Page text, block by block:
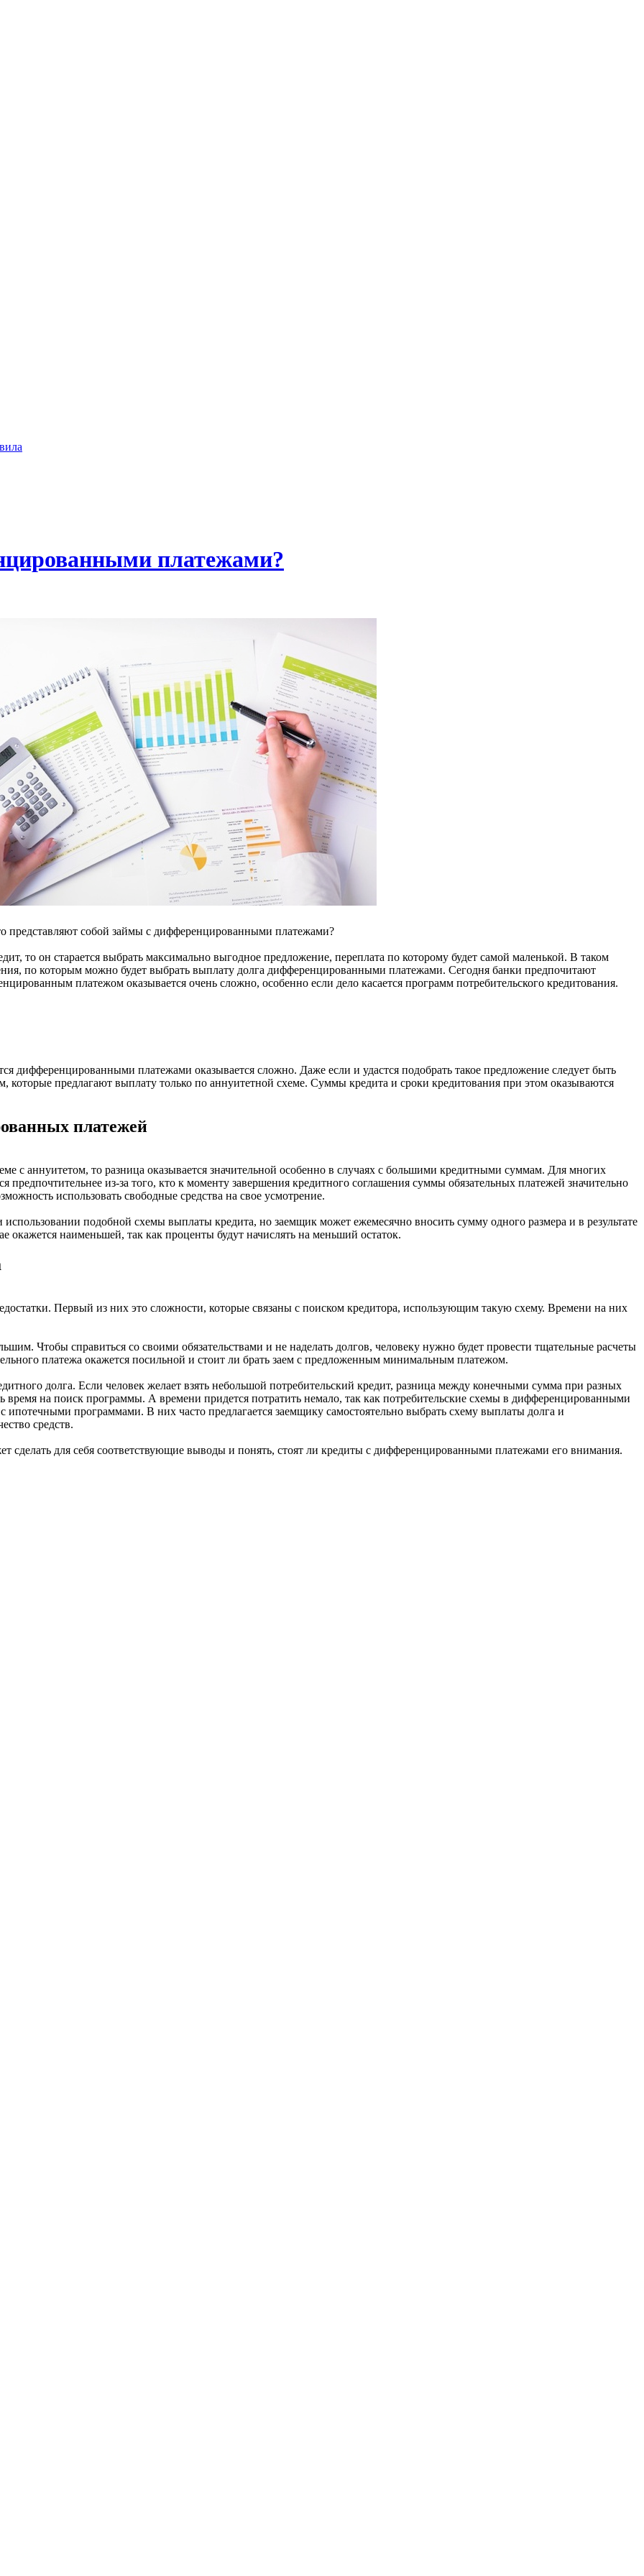
платежами?
представляют собой займы с дифференцированными платежами?
то он старается выбрать максимально выгодное предложение, переплата по которому будет самой маленькой. В таком
по которым можно будет выбрать выплату долга дифференцированными платежами. Сегодня банки предпочитают
платежом оказывается очень сложно, особенно если дело касается программ потребительского кредитования.
дифференцированными платежами оказывается сложно. Даже если и удастся подобрать такое предложение следует быть
которые предлагают выплату только по аннуитетной схеме. Суммы кредита и сроки кредитования при этом оказываются
платежей
с аннуитетом, то разница оказывается значительной особенно в случаях с большими кредитными суммам. Для многих
из-за того, кто к моменту завершения кредитного соглашения суммы обязательных платежей значительно
использовать свободные средства на свое усмотрение.
подобной схемы выплаты кредита, но заемщик может ежемесячно вносить сумму одного размера и в результате
окажется наименьшей, так как проценты будут начислять на меньший остаток.
Первый из них это сложности, которые связаны с поиском кредитора, использующим такую схему. Времени на них
Чтобы справиться со своими обязательствами и не наделать долгов, человеку нужно будет провести тщательные расчеты
платежа окажется посильной и стоит ли брать заем с предложенным минимальным платежом.
долга. Если человек желает взять небольшой потребительский кредит, разница между конечными сумма при разных
время на поиск программы. А времени придется потратить немало, так как потребительские схемы в дифференцированными
ипотечными программами. В них часто предлагается заемщику самостоятельно выбрать схему выплаты долга и
средств.
сделать для себя соответствующие выводы и понять, стоят ли кредиты с дифференцированными платежами его внимания.